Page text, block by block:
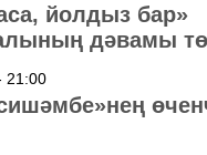
йолдыз бар»
дәвамы
21:00